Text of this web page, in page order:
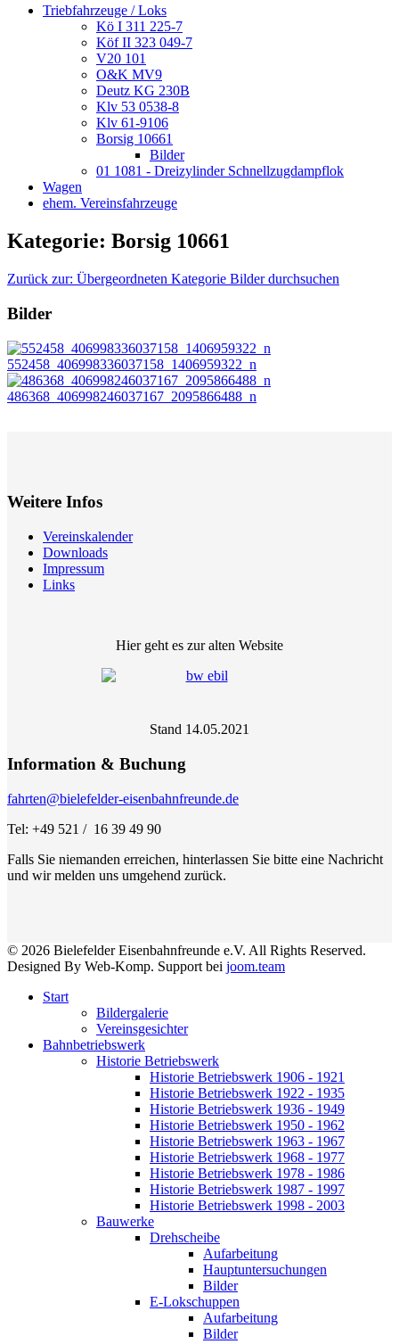
Triebfahrzeuge / Loks
Kö I 311 225-7
Köf II 323 049-7
V20 101
O&K MV9
Deutz KG 230B
Klv 53 0538-8
Klv 61-9106
Borsig 10661
Bilder
01 1081 - Dreizylinder Schnellzugdampflok
Wagen
ehem. Vereinsfahrzeuge
Kategorie: Borsig 10661
Zurück zur: Übergeordneten Kategorie Bilder durchsuchen
Bilder
552458_406998336037158_1406959322_n
486368_406998246037167_2095866488_n
Weitere Infos
Vereinskalender
Downloads
Impressum
Links
Hier geht es zur alten Website
Stand 14.05.2021
Information & Buchung
fahrten@bielefelder-eisenbahnfreunde.de
Tel: +49 521 / 16 39 49 90
Falls Sie niemanden erreichen, hinterlassen Sie bitte eine Nachricht
und wir melden uns umgehend zurück.
© 2026 Bielefelder Eisenbahnfreunde e.V. All Rights Reserved.
Designed By Web-Komp. Support bei joom.team
Start
Bildergalerie
Vereinsgesichter
Bahnbetriebswerk
Historie Betriebswerk
Historie Betriebswerk 1906 - 1921
Historie Betriebswerk 1922 - 1935
Historie Betriebswerk 1936 - 1949
Historie Betriebswerk 1950 - 1962
Historie Betriebswerk 1963 - 1967
Historie Betriebswerk 1968 - 1977
Historie Betriebswerk 1978 - 1986
Historie Betriebswerk 1987 - 1997
Historie Betriebswerk 1998 - 2003
Bauwerke
Drehscheibe
Aufarbeitung
Hauptuntersuchungen
Bilder
E-Lokschuppen
Aufarbeitung
Bilder